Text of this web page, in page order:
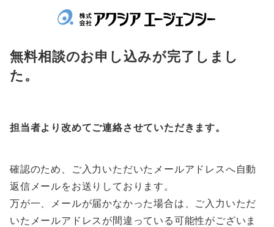
無料相談のお申し込みが完了しまし
た。
担当者より改めてご連絡させていただきます。
確認のため、ご入力いただいたメールアドレスへ自動
返信メールをお送りしております。
万が一、メールが届かなかった場合は、ご入力いただ
いたメールアドレスが間違っている可能性がございま